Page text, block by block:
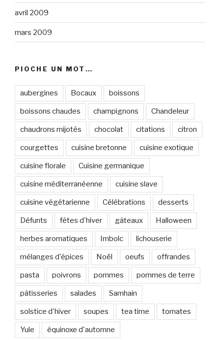
avril 2009
mars 2009
PIOCHE UN MOT…
aubergines Bocaux boissons
boissons chaudes champignons Chandeleur
chaudrons mijotés chocolat citations citron
courgettes cuisine bretonne cuisine exotique
cuisine florale Cuisine germanique
cuisine méditerranéenne cuisine slave
cuisine végétarienne Célébrations desserts
Défunts fêtes d'hiver gâteaux Halloween
herbes aromatiques Imbolc lichouserie
mélanges d'épices Noël oeufs offrandes
pasta poivrons pommes pommes de terre
pâtisseries salades Samhain
solstice d'hiver soupes tea time tomates
Yule équinoxe d'automne